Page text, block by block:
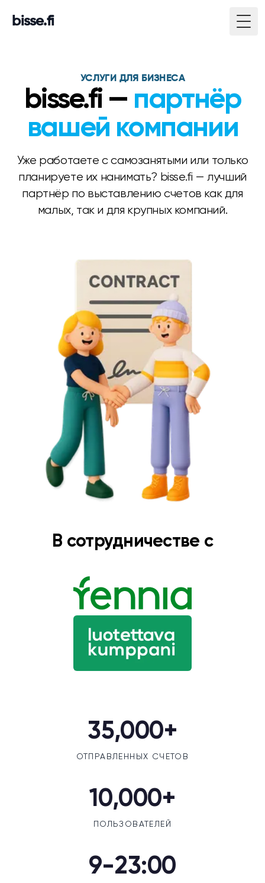
bisse.fi
УСЛУГИ ДЛЯ БИЗНЕСА
bisse.fi — партнёр
вашей компании
Уже работаете с самозанятыми или только
планируете их нанимать? bisse.fi — лучший
партнёр по выставлению счетов как для
малых, так и для крупных компаний.
В сотрудничестве с
35,000+
ОТПРАВЛЕННЫХ СЧЕТОВ
10,000+
ПОЛЬЗОВАТЕЛЕЙ
9-23:00